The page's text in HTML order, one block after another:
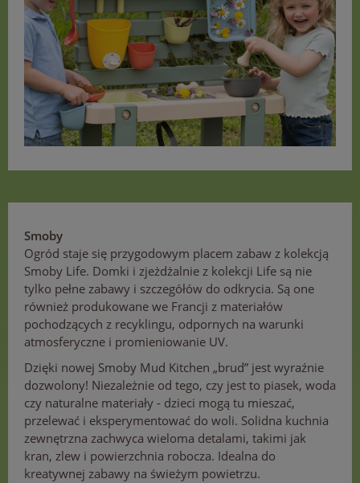
Smoby
Ogród staje się przygodowym placem zabaw z kolekcją
Smoby Life. Domki i zjeżdżalnie z kolekcji Life są nie
tylko pełne zabawy i szczegółów do odkrycia. Są one
również produkowane we Francji z materiałów
pochodzących z recyklingu, odpornych na warunki
atmosferyczne i promieniowanie UV.
Dzięki nowej Smoby Mud Kitchen „brud” jest wyraźnie
dozwolony! Niezależnie od tego, czy jest to piasek, woda
czy naturalne materiały - dzieci mogą tu mieszać,
przelewać i eksperymentować do woli. Solidna kuchnia
zewnętrzna zachwyca wieloma detalami, takimi jak
kran, zlew i powierzchnia robocza. Idealna do
kreatywnej zabawy na świeżym powietrzu.